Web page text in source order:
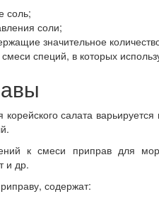
соль;
соли;
значительное
специй, в которых
салата
к смеси приправ для
и др.
содержат: